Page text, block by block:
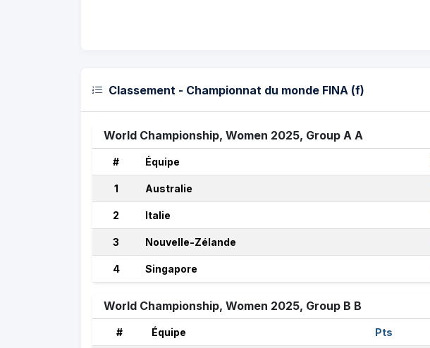
Classement - Championnat du monde FINA (f)
World Championship, Women 2025, Group A A
# Équipe
1 Australie
2 Italie
3 Nouvelle-Zélande
4 Singapore
World Championship, Women 2025, Group B B
# Équipe Pts